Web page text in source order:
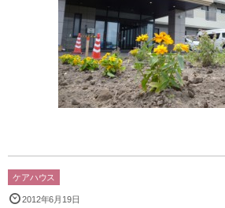
ケアハウス
2012年6月19日